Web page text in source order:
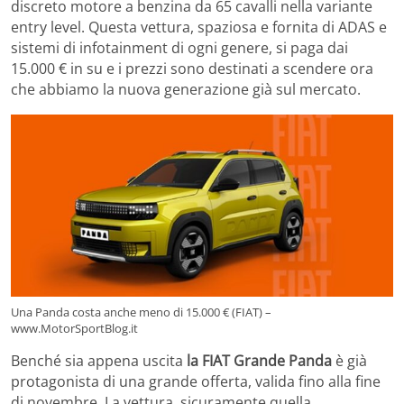
discreto motore a benzina da 65 cavalli nella variante
entry level. Questa vettura, spaziosa e fornita di ADAS e
sistemi di infotainment di ogni genere, si paga dai
15.000 € in su e i prezzi sono destinati a scendere ora
che abbiamo la nuova generazione già sul mercato.
Una Panda costa anche meno di 15.000 € (FIAT) –
www.MotorSportBlog.it
Benché sia appena uscita la FIAT Grande Panda è già
protagonista di una grande offerta, valida fino alla fine